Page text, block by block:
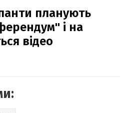
планують
і на
відео